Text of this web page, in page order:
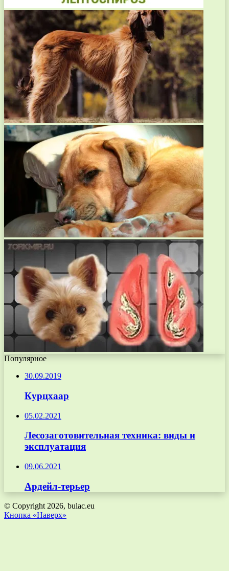
Популярное
30.09.2019
Курцхаар
05.02.2021
Лесозаготовительная техника: виды и
эксплуатация
09.06.2021
Ардейл-терьер
© Copyright 2026, bulac.eu
Кнопка «Наверх»